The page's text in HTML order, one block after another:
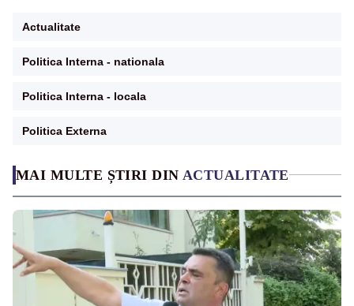
MAI MULTE ȘTIRI DIN ACTUALITATE
Actualitate
Politica Interna - nationala
Politica Interna - locala
Politica Externa